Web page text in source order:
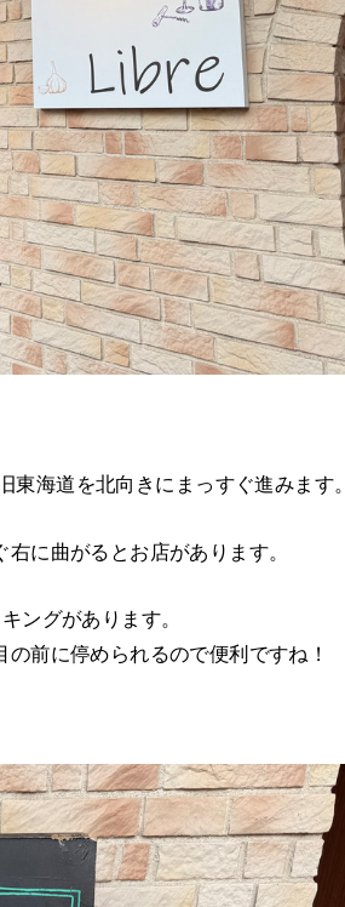
東海道を北向きにまっすぐ進みます。
に曲がるとお店があります。
ングがあります。
前に停められるので便利ですね！